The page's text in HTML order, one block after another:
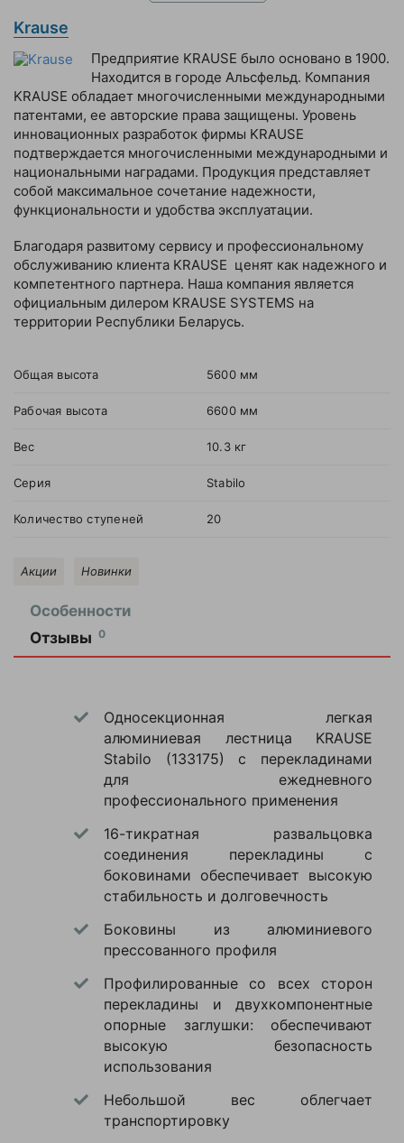
Krause
Предприятие KRAUSE было основано в 1900.
Находится в городе Альсфельд. Компания
KRAUSE обладает многочисленными международными
патентами, ее авторские права защищены. Уровень
инновационных разработок фирмы KRAUSE
подтверждается многочисленными международными и
национальными наградами. Продукция представляет
собой максимальное сочетание надежности,
функциональности и удобства эксплуатации.
Благодаря развитому сервису и профессиональному
обслуживанию клиента KRAUSE ценят как надежного и
компетентного партнера. Наша компания является
официальным дилером KRAUSE SYSTEMS на
территории Республики Беларусь.
Общая высота 5600 мм
Рабочая высота 6600 мм
Вес 10.3 кг
Серия Stabilo
Количество ступеней 20
Акции Новинки
Особенности
Отзывы 0
Односекционная легкая
алюминиевая лестница KRAUSE
Stabilo (133175) с перекладинами
для ежедневного
профессионального применения
16-тикратная развальцовка
соединения перекладины с
боковинами обеспечивает высокую
стабильность и долговечность
Боковины из алюминиевого
прессованного профиля
Профилированные со всех сторон
перекладины и двухкомпонентные
опорные заглушки: обеспечивают
высокую безопасность
использования
Небольшой вес облегчает
транспортировку
Оставить
Комментарий